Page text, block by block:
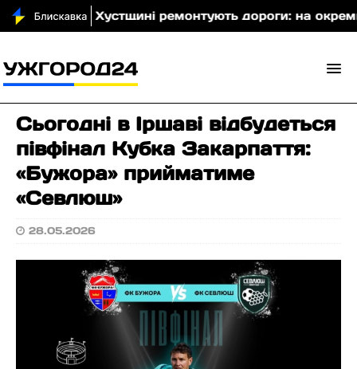
На Хустщині ремонтують дороги: на
Сьогодні в Іршаві відбудеться
півфінал Кубка Закарпаття:
«Бужора» прийматиме
«Севлюш»
28.05.2026